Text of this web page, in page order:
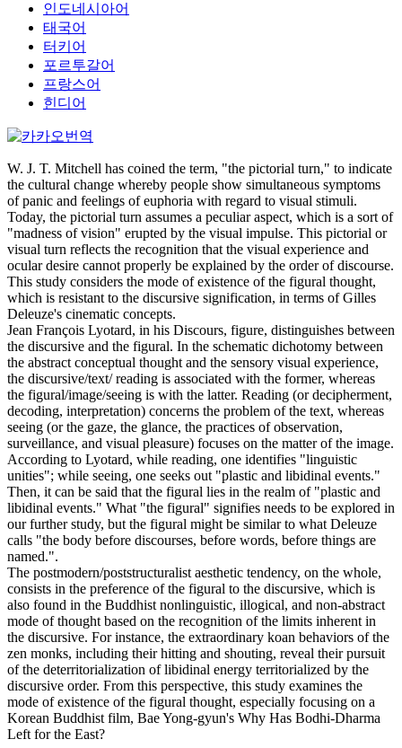
인도네시아어
태국어
터키어
포르투갈어
프랑스어
힌디어
W. J. T. Mitchell has coined the term, "the pictorial turn," to indicate
the cultural change whereby people show simultaneous symptoms
of panic and feelings of euphoria with regard to visual stimuli.
Today, the pictorial turn assumes a peculiar aspect, which is a sort of
"madness of vision" erupted by the visual impulse. This pictorial or
visual turn reflects the recognition that the visual experience and
ocular desire cannot properly be explained by the order of discourse.
This study considers the mode of existence of the figural thought,
which is resistant to the discursive signification, in terms of Gilles
Deleuze's cinematic concepts.
Jean François Lyotard, in his Discours, figure, distinguishes between
the discursive and the figural. In the schematic dichotomy between
the abstract conceptual thought and the sensory visual experience,
the discursive/text/ reading is associated with the former, whereas
the figural/image/seeing is with the latter. Reading (or decipherment,
decoding, interpretation) concerns the problem of the text, whereas
seeing (or the gaze, the glance, the practices of observation,
surveillance, and visual pleasure) focuses on the matter of the image.
According to Lyotard, while reading, one identifies "linguistic
unities"; while seeing, one seeks out "plastic and libidinal events."
Then, it can be said that the figural lies in the realm of "plastic and
libidinal events." What "the figural" signifies needs to be explored in
our further study, but the figural might be similar to what Deleuze
calls "the body before discourses, before words, before things are
named.".
The postmodern/poststructuralist aesthetic tendency, on the whole,
consists in the preference of the figural to the discursive, which is
also found in the Buddhist nonlinguistic, illogical, and non-abstract
mode of thought based on the recognition of the limits inherent in
the discursive. For instance, the extraordinary koan behaviors of the
zen monks, including their hitting and shouting, reveal their pursuit
of the deterritorialization of libidinal energy territorialized by the
discursive order. From this perspective, this study examines the
mode of existence of the figural thought, especially focusing on a
Korean Buddhist film, Bae Yong-gyun's Why Has Bodhi-Dharma
Left for the East?